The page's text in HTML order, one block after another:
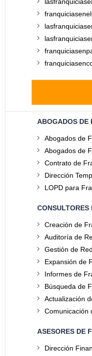
ABOGADOS DE
Abogados de
Abogados de
Contrato de
Dirección
LOPD para
CONSULTORES
Creación de
Auditoría de
Gestión de
Expansión de
Informes de
Búsqueda de
Actualización
Comunicación
ASESORES DE
Dirección